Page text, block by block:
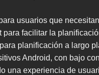
usuarios que
facilitar la
planificación a largo
Android, con bajo
una experiencia de